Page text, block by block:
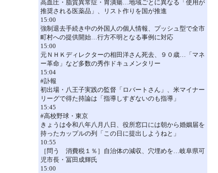
高血圧・脂質異常症・胃潰瘍…地域ごとに異なる「使用が
推奨される医薬品」、リスト作りを国が推進
15:00
強制退去手続き中の外国人の個人情報、プッシュ型で全市
町村への提供開始…行方不明となる事例に対応
15:00
元ＮＨＫディレクターの相田洋さん死去、９０歳…「マネ
ー革命」など多数の秀作ドキュメンタリー
15:04
#訃報
初出場・八王子実践の監督「ロバートさん」、米マイナー
リーグで得た持論は「指導しすぎないのも指導」
15:45
#高校野球・東京
きょうは令和八年八月八日、役所窓口には朝から婚姻届を
持ったカップルの列「この日に提出しようねと」
10:55
［問う 消費税１％］自治体の減収、穴埋めを…岐阜県可
児市長・冨田成輝氏
15:00